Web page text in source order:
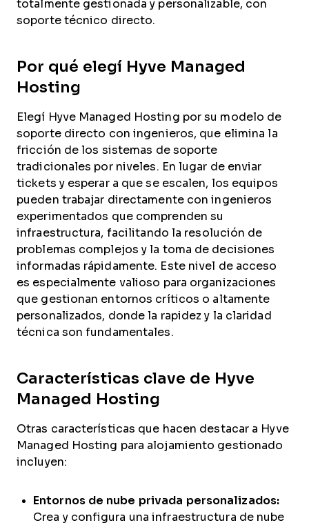
totalmente gestionada y personalizable, con
soporte técnico directo.
Por qué elegí Hyve Managed
Hosting
Elegí Hyve Managed Hosting por su modelo de
soporte directo con ingenieros, que elimina la
fricción de los sistemas de soporte
tradicionales por niveles. En lugar de enviar
tickets y esperar a que se escalen, los equipos
pueden trabajar directamente con ingenieros
experimentados que comprenden su
infraestructura, facilitando la resolución de
problemas complejos y la toma de decisiones
informadas rápidamente. Este nivel de acceso
es especialmente valioso para organizaciones
que gestionan entornos críticos o altamente
personalizados, donde la rapidez y la claridad
técnica son fundamentales.
Características clave de Hyve
Managed Hosting
Otras características que hacen destacar a Hyve
Managed Hosting para alojamiento gestionado
incluyen:
Entornos de nube privada personalizados:
Crea y configura una infraestructura de nube